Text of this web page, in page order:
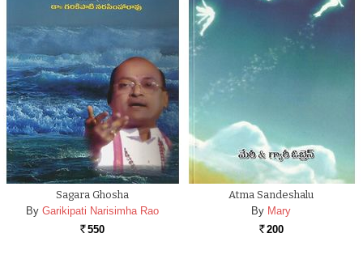
Sagara Ghosha
By Garikipati Narisimha Rao
Rs. 550
Atma Sandeshalu
By Mary
Rs. 200